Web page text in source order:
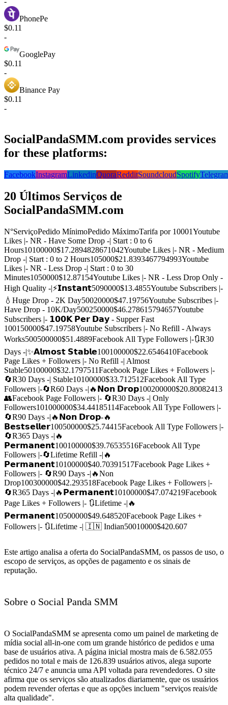
PhonePe
$0.11
-
GooglePay
$0.11
-
Binance Pay
$0.11
-
SocialPandaSMM.com provides services
for these platforms:
FacebookInstagramLinkedinQuoraRedditSoundcloudSpotify
20 Últimos Serviços de
SocialPandaSMM.com
N°ServiçoPedido MínimoPedido MáximoTarifa por 10001Youtube
Likes |- NR - Have Some Drop -| Start : 0 to 6
Hours10100000$17.2894828671042Youtube Likes |- NR - Medium
Drop -| Start : 0 to 2 Hours105000$21.8393467794993Youtube
Likes |- NR - Less Drop -| Start : 0 to 30
Minutes1050000$12.87154Youtube Likes |- NR - Less Drop Only -
High Quality -|⚡𝗜𝗻𝘀𝘁𝗮𝗻𝘁5090000$13.4855Youtube Subscribers |-
💧Huge Drop - 2K Day50020000$47.19756Youtube Subscribes |-
Have Drop - 10K/Day500250000$46.278615794657Youtube
Subscribers |- 𝟭𝟬𝟬𝗞 𝗣𝗲𝗿 𝗗𝗮𝘆 - Supper Fast
100150000$47.19758Youtube Subscribers |- No Refill - Always
Works500500000$51.4889Facebook All Type Followers |-🔃R30
Days -|✨𝗔𝗹𝗺𝗼𝘀𝘁 𝗦𝘁𝗮𝗯𝗹𝗲100100000$22.6546410Facebook
Page Likes + Followers |- No Refill -| Almost
Stable50100000$32.1797511Facebook Page Likes + Followers |-
🔄R30 Days -| Stable10100000$33.712512Facebook All Type
Followers |-🔄R60 Days -|🔥𝗡𝗼𝗻 𝗗𝗿𝗼𝗽100200000$20.80082413
👥Facebook Page Followers |- 🔄R30 Days -| Only
Followers101000000$34.44185114Facebook All Type Followers |-
🔄R90 Days -|🔥𝗡𝗼𝗻 𝗗𝗿𝗼𝗽-🔥
𝗕𝗲𝘀𝘁𝘀𝗲𝗹𝗹𝗲𝗿100500000$25.74415Facebook All Type Followers |-
🔄R365 Days -|🔥
𝗣𝗲𝗿𝗺𝗮𝗻𝗲𝗻𝘁100100000$39.76535516Facebook All Type
Followers |-🔄Lifetime Refill -|🔥
𝗣𝗲𝗿𝗺𝗮𝗻𝗲𝗻𝘁10100000$40.70391517Facebook Page Likes +
Followers |- 🔄R90 Days -|🔥Non
Drop100300000$42.293518Facebook Page Likes + Followers |-
🔄R365 Days -|🔥𝗣𝗲𝗿𝗺𝗮𝗻𝗲𝗻𝘁10100000$47.074219Facebook
Page Likes + Followers |- 🔃Lifetime -|🔥
𝗣𝗲𝗿𝗺𝗮𝗻𝗲𝗻𝘁10500000$49.648520Facebook Page Likes +
Followers |- 🔃Lifetime -| 🇮🇳 Indian50010000$420.607
Este artigo analisa a oferta do SocialPandaSMM, os passos de uso, o
escopo de serviços, as opções de pagamento e os sinais de
reputação.
Sobre o Social Panda SMM
O SocialPandaSMM se apresenta como um painel de marketing de
mídia social all-in-one com um grande histórico de pedidos e uma
base de usuários ativa. A página inicial mostra mais de 6.582.055
pedidos no total e mais de 126.839 usuários ativos, alega suporte
técnico 24/7 e anuncia uma API voltada para revendedores. O site
afirma que os serviços são atualizados diariamente, que os usuários
podem revender ofertas e que as opções incluem "serviços reais/de
alta qualidade".